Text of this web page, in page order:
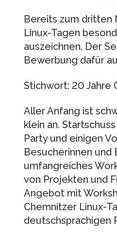
Bereits zum dritten
Linux-Tagen
auszeichnen. Der
Bewerbung dafür
Stichwort: 20 Jahre
Aller Anfang ist
klein an.
Party und einigen
Besucherinnen und
umfangreiches
von Projekten und
Angebot mit
Chemnitzer Linux-
deutschsprachigen